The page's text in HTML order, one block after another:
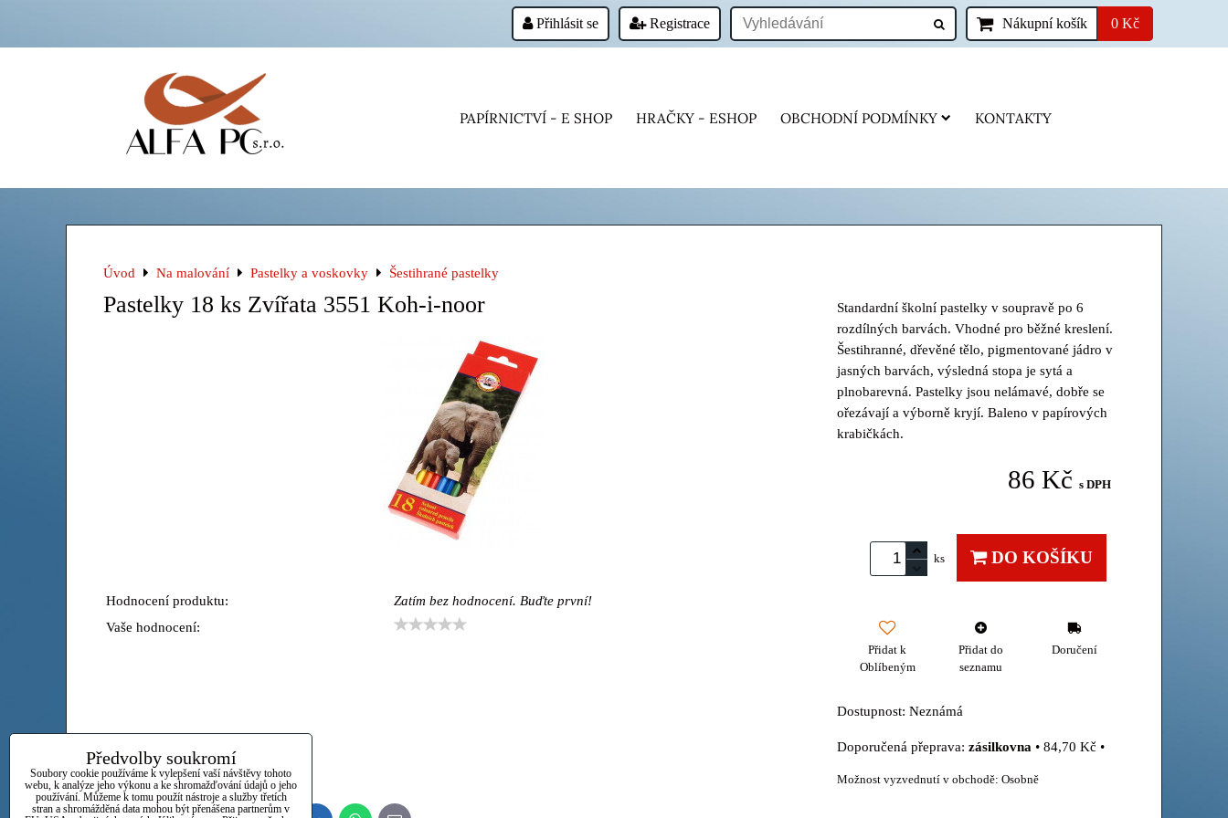
Přihlásit se Registrace Nákupní košík 0 Kč
PAPÍRNICTVÍ - E SHOP HRAČKY - ESHOP OBCHODNÍ PODMÍNKY KONTAKTY
Úvod Na malování Pastelky a voskovky Šestihrané pastelky
Pastelky 18 ks Zvířata 3551 Koh-i-noor
Hodnocení produktu:
Zatím bez hodnocení. Buďte první!
Vaše hodnocení:
Standardní školní pastelky v soupravě po 6
rozdílných barvách. Vhodné pro běžné kreslení.
Šestihranné, dřevěné tělo, pigmentované jádro v
jasných barvách, výsledná stopa je sytá a
plnobarevná. Pastelky jsou nelámavé, dobře se
ořezávají a výborně kryjí. Baleno v papírových
krabičkách.
86 Kč s DPH
ks DO KOŠÍKU
Přidat k
Oblíbeným
Přidat do
seznamu
Doručení
Dostupnost: Neznámá
zásilkovna • 84,70 Kč •
Osobně
Předvolby soukromí
Soubory cookie používáme k vylepšení vaší návštěvy tohoto
webu, k analýze jeho výkonu a ke shromažďování údajů o jeho
používání. Můžeme k tomu použít nástroje a služby třetích
stran a shromážděná data mohou být přenášena partnerům v